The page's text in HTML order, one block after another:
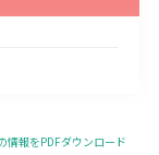
小売業
飲食業
情報をPDFダウンロード